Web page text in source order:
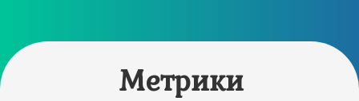
Метрики